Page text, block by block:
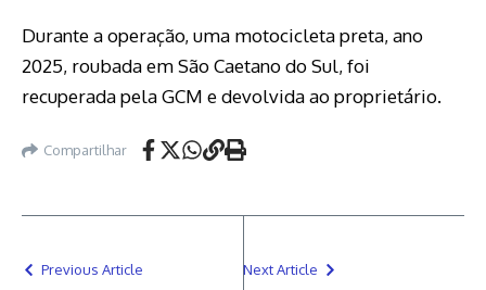
Durante a operação, uma motocicleta preta, ano
2025, roubada em São Caetano do Sul, foi
recuperada pela GCM e devolvida ao proprietário.
Compartilhar
Previous Article Next Article